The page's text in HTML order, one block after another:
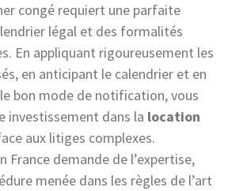
congé requiert une parfaite
légal et des formalités
En appliquant rigoureusement les
en anticipant le calendrier et en
bon mode de notification, vous
investissement dans la location
aux litiges complexes.
France demande de l’expertise,
menée dans les règles de l’art